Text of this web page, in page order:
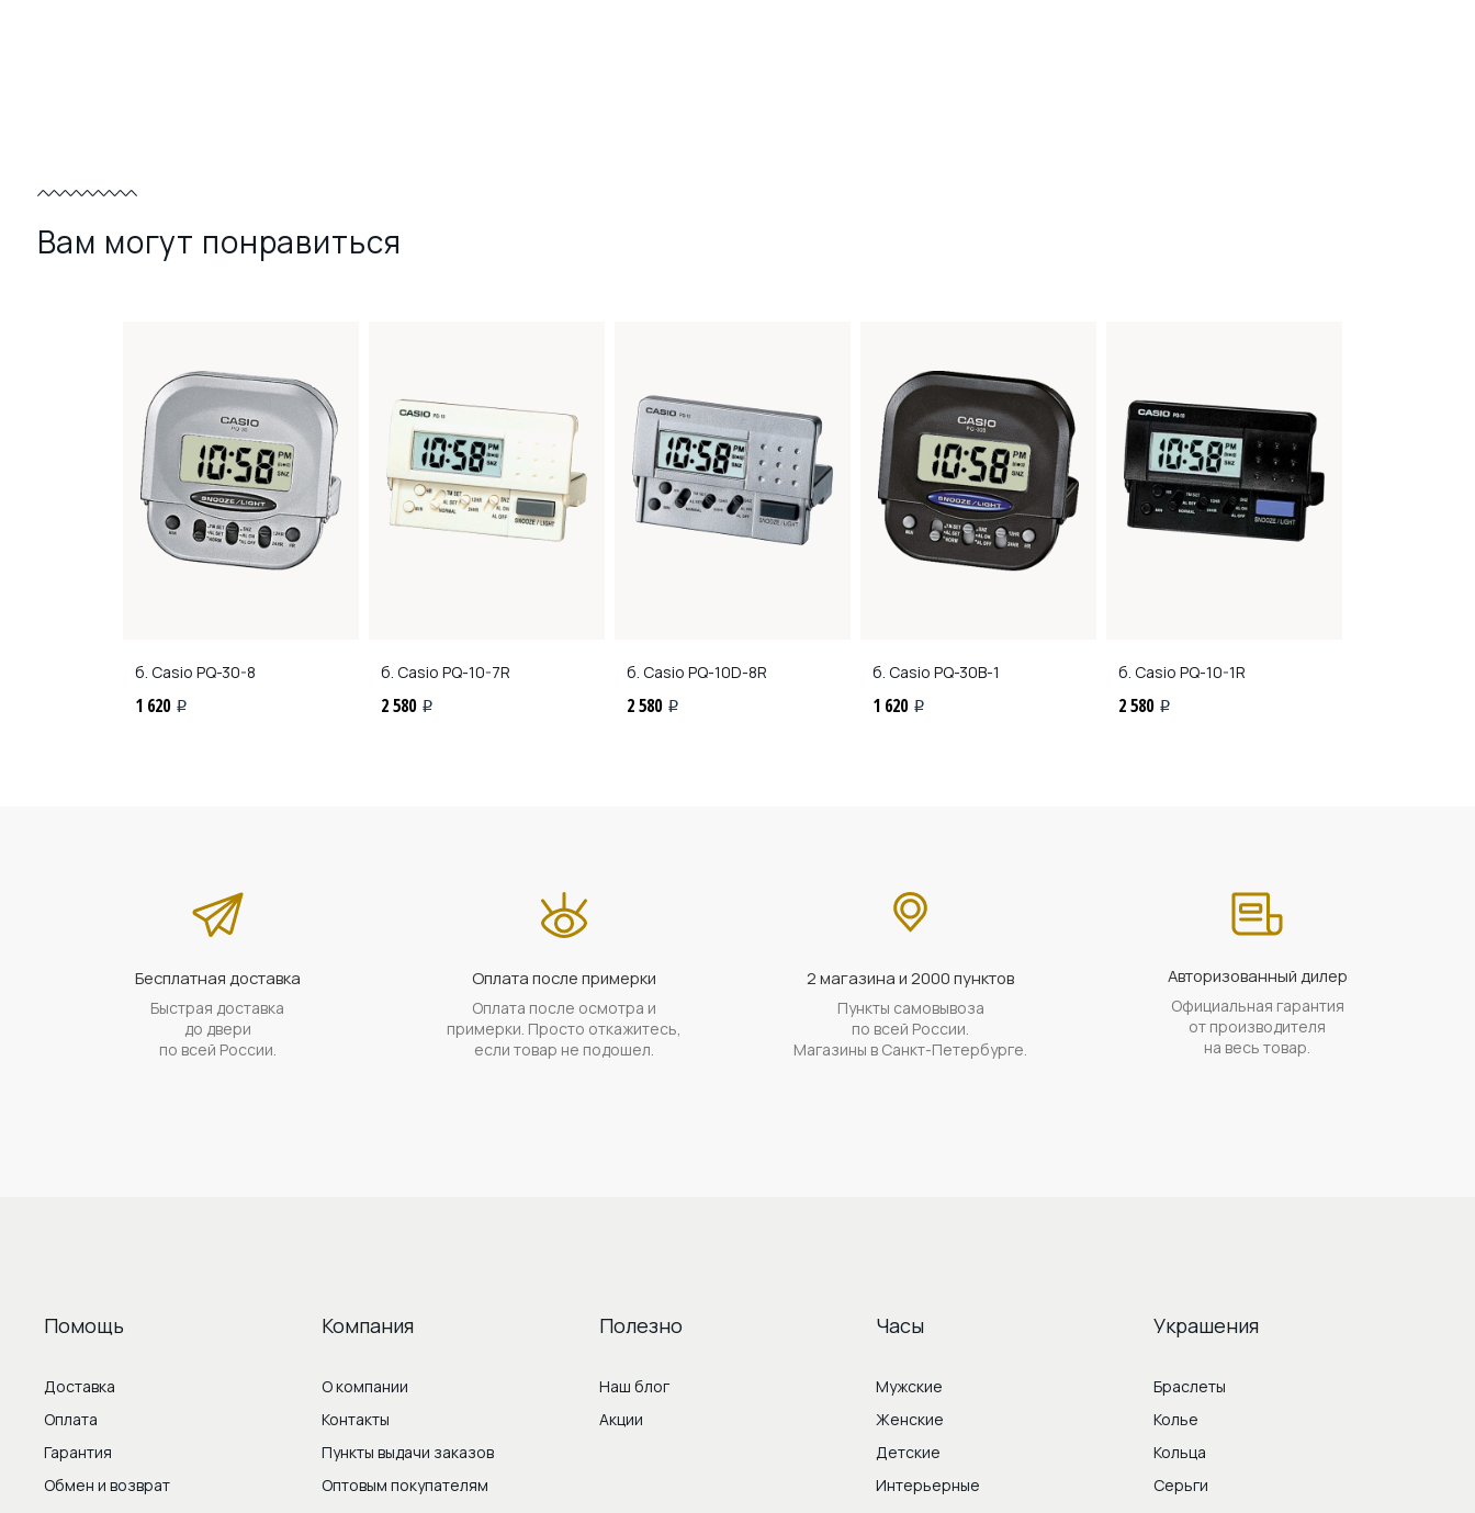
Вам могут понравиться
б. Casio PQ-30-8
1 620 i
б. Casio PQ-10-7R
2 580 i
б. Casio PQ-10D-8R
2 580 i
б. Casio PQ-30B-1
1 620 i
б. Casio PQ-10-1R
2 580 i
Бесплатная доставка
Быстрая доставка
до двери
по всей России.
Оплата после примерки
Оплата после осмотра и
примерки. Просто откажитесь,
если товар не подошел.
2 магазина и 2000 пунктов
Пункты самовывоза
по всей России.
Магазины в Санкт-Петербурге.
Авторизованный дилер
Официальная гарантия
от производителя
на весь товар.
Помощь
Доставка
Оплата
Гарантия
Обмен и возврат
Компания
О компании
Контакты
Пункты выдачи заказов
Оптовым покупателям
Полезно
Наш блог
Акции
Часы
Мужские
Женские
Детские
Интерьерные
Украшения
Браслеты
Колье
Кольца
Серьги